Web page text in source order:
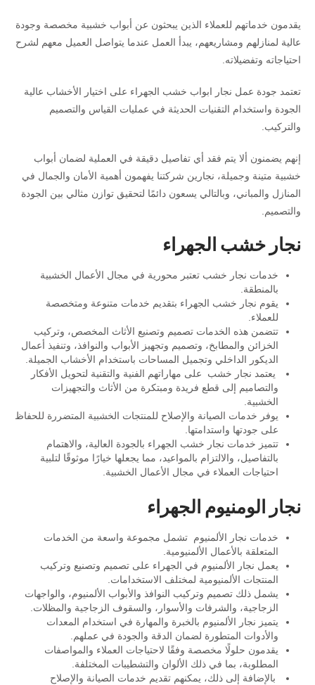
يقدمون خدماتهم للعملاء الذين يبحثون عن أبواب خشبية مخصصة وجودة
عالية لمنازلهم ومشاريعهم، يبدأ العمل عندما يتواصل العميل معهم لشرح
احتياجاته وتفضيلاته.
تعتمد جودة عمل نجار ابواب خشب الجهراء على اختيار الأخشاب عالية
الجودة واستخدام التقنيات الحديثة في عمليات القياس والتصميم
والتركيب.
إنهم يضمنون ألا يتم فقد أي تفاصيل دقيقة في العملية لضمان أبواب
خشبية متينة وجميلة، نجارين شركتنا يفهمون أهمية الأمان والجمال في
المنازل والمباني، وبالتالي يسعون دائمًا لتحقيق توازن مثالي بين الجودة
والتصميم.
نجار خشب الجهراء
خدمات نجار خشب تعتبر محورية في مجال الأعمال الخشبية
بالمنطقة.
يقوم نجار خشب الجهراء بتقديم خدمات متنوعة ومتخصصة
للعملاء.
تتضمن هذه الخدمات تصميم وتصنيع الأثاث المخصص، وتركيب
الخزائن والمطابخ، وتصميم وتجهيز الأبواب والنوافذ، وتنفيذ أعمال
الديكور الداخلي وتجميل المساحات باستخدام الأخشاب الجميلة.
يعتمد نجار خشب على مهاراتهم الفنية والتقنية لتحويل الأفكار
والتصاميم إلى قطع فريدة ومبتكرة من الأثاث والتجهيزات
الخشبية.
يوفر خدمات الصيانة والإصلاح للمنتجات الخشبية المتضررة للحفاظ
على جودتها واستدامتها.
تتميز خدمات نجار خشب الجهراء بالجودة العالية، والاهتمام
بالتفاصيل، والالتزام بالمواعيد، مما يجعلها خيارًا موثوقًا لتلبية
احتياجات العملاء في مجال الأعمال الخشبية.
نجار الومنيوم الجهراء
خدمات نجار الألمنيوم تشمل مجموعة واسعة من الخدمات
المتعلقة بالأعمال الألمنيومية.
يعمل نجار الألمنيوم في الجهراء على تصميم وتصنيع وتركيب
المنتجات الألمنيومية لمختلف الاستخدامات.
يشمل ذلك تصميم وتركيب النوافذ والأبواب الألمنيوم، والواجهات
الزجاجية، والشرفات والأسوار، والسقوف الزجاجية والمظلات.
يتميز نجار الألمنيوم بالخبرة والمهارة في استخدام المعدات
والأدوات المتطورة لضمان الدقة والجودة في عملهم.
يقدمون حلولًا مخصصة وفقًا لاحتياجات العملاء والمواصفات
المطلوبة، بما في ذلك الألوان والتشطيبات المختلفة.
بالإضافة إلى ذلك، يمكنهم تقديم خدمات الصيانة والإصلاح